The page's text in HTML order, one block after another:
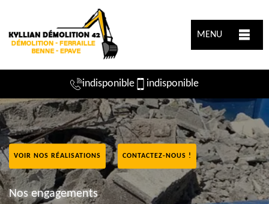
MENU
indisponible indisponible
VOIR NOS RÉALISATIONS CONTACTEZ-NOUS !
Nos engagements